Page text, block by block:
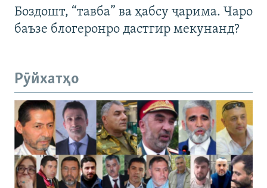
Боздошт, “тавба” ва ҳабсу ҷарима. Чаро
баъзе блогеронро дастгир мекунанд?
Рӯйхатҳо